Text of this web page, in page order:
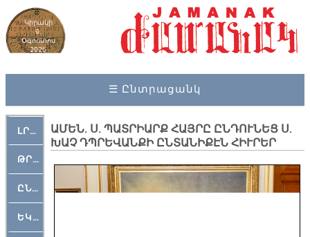
Կիրակի
9,
Օգոստոս
2026
☰ Ընտրացանկ
ԼՐԱՀՈՍ
ԹՐՔԱՀԱՅ ԿԵԱՆՔ
ԸՆԿԵՐԱՄՇԱԿՈՒԹԱՅԻՆ
ԵԿԵՂԵՑԱԿԱՆ
ԱՄԵՆ. Ս. ՊԱՏՐԻԱՐՔ ՀԱՅՐԸ ԸՆԴՈՒՆԵՑ Ս.
ԽԱՉ ԴՊՐԵՎԱՆՔԻ ԸՆՏԱՆԻՔԷՆ ՀԻՒՐԵՐ